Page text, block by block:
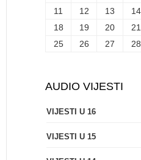
11
12 13 14
18
19 20 21
25
26 27 28
AUDIO VIJESTI
VIJESTI U 16
VIJESTI U 15